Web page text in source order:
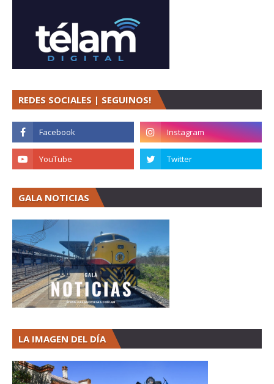
REDES SOCIALES | SEGUINOS!
GALA NOTICIAS
LA IMAGEN DEL DÍA